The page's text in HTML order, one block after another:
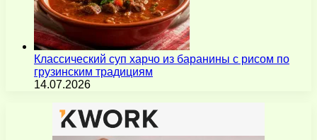
Классический суп харчо из баранины с рисом по
грузинским традициям
14.07.2026